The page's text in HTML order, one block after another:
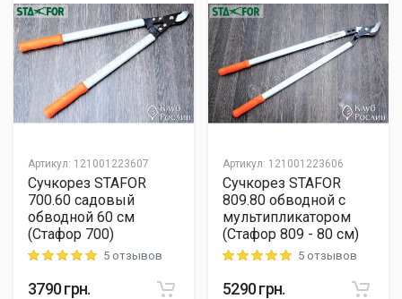
Артикул: 121001223607
Сучкорез STAFOR
700.60 садовый
обводной 60 см
(Стафор 700)
Rating: 5 out of 55 отзывов
3790грн.
Артикул: 121001223606
Сучкорез STAFOR
809.80 обводной с
мультипликатором
(Стафор 809 - 80 см)
Rating: 5 out of 55 отзывов
5290грн.